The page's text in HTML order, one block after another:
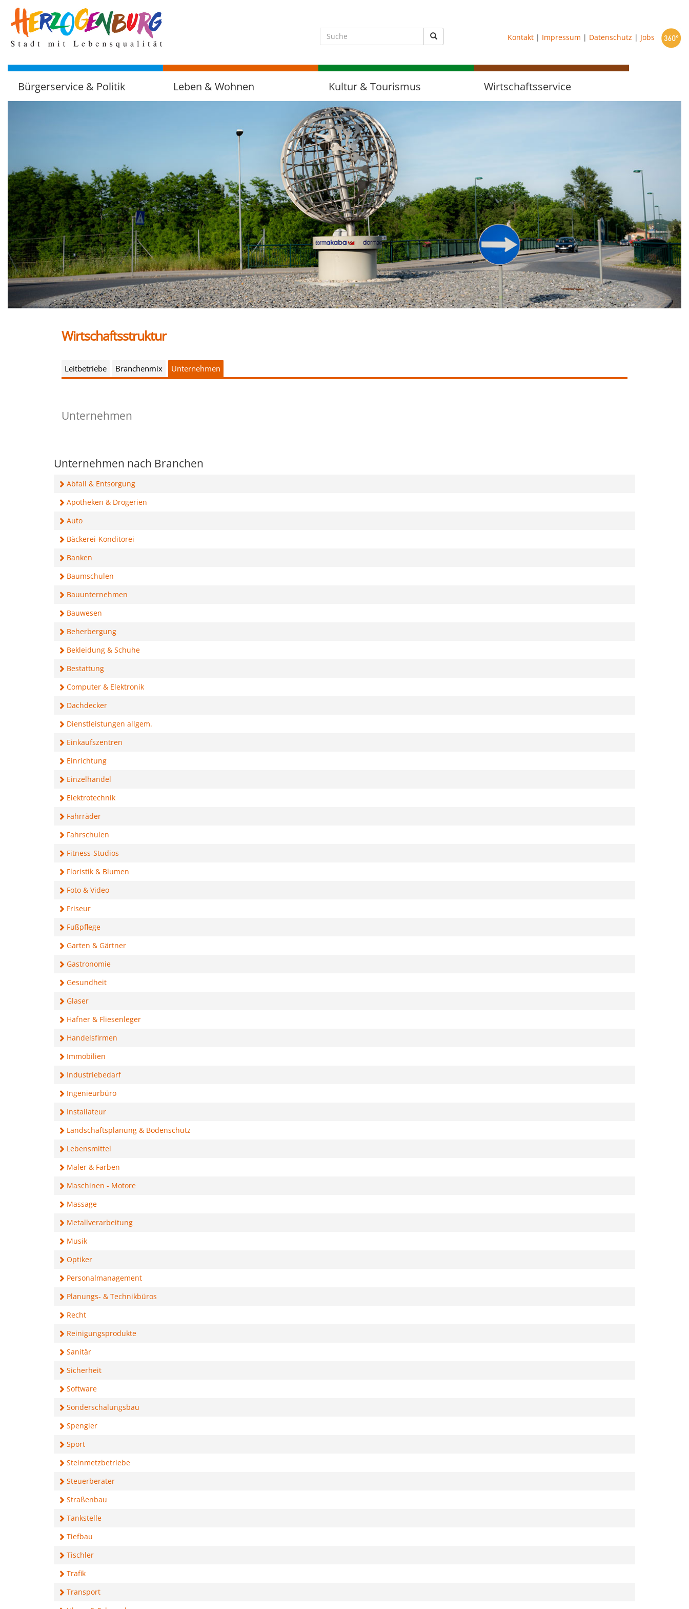
zum
Hauptinhalt
Kontakt | Impressum | Datenschutz | Jobs
Bürgerservice & Politik Leben & Wohnen Kultur & Tourismus Wirtschaftsservice
Wirtschaftsstruktur
Leitbetriebe Branchenmix Unternehmen
Unternehmen
Unternehmen nach Branchen
Abfall & Entsorgung
Apotheken & Drogerien
Auto
Bäckerei-Konditorei
Banken
Baumschulen
Bauunternehmen
Bauwesen
Beherbergung
Bekleidung & Schuhe
Bestattung
Computer & Elektronik
Dachdecker
Dienstleistungen allgem.
Einkaufszentren
Einrichtung
Einzelhandel
Elektrotechnik
Fahrräder
Fahrschulen
Fitness-Studios
Floristik & Blumen
Foto & Video
Friseur
Fußpflege
Garten & Gärtner
Gastronomie
Gesundheit
Glaser
Hafner & Fliesenleger
Handelsfirmen
Immobilien
Industriebedarf
Ingenieurbüro
Installateur
Landschaftsplanung & Bodenschutz
Lebensmittel
Maler & Farben
Maschinen - Motore
Massage
Metallverarbeitung
Musik
Optiker
Personalmanagement
Planungs- & Technikbüros
Recht
Reinigungsprodukte
Sanitär
Sicherheit
Software
Sonderschalungsbau
Spengler
Sport
Steinmetzbetriebe
Steuerberater
Straßenbau
Tankstelle
Tiefbau
Tischler
Trafik
Transport